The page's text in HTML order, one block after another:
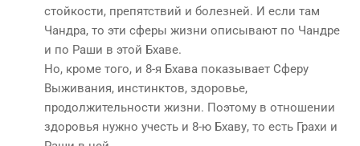
стойкости, препятствий и болезней. И если там
Чандра, то эти сферы жизни описывают по Чандре
и по Раши в этой Бхаве.
Но, кроме того, и 8-я Бхава показывает Сферу
Выживания, инстинктов, здоровье,
продолжительности жизни. Поэтому в отношении
здоровья нужно учесть и 8-ю Бхаву, то есть Грахи и